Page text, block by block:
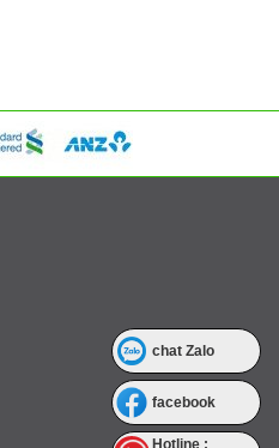
chat Zalo
facebook
Hotline :